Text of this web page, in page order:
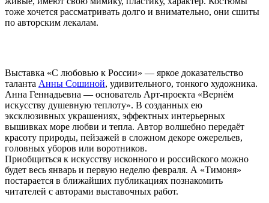
тоже хочется рассматривать долго и внимательно, они сшиты
по авторским лекалам.
Выставка «С любовью к России» — яркое доказательство
таланта Анны Сошиной, удивительного, тонкого художника.
Анна Геннадьевна — основатель Арт-проекта «Вернём
искусству душевную теплоту». В созданных ею
эксклюзивных украшениях, эффектных интерьерных
вышивках море любви и тепла. Автор волшебно передаёт
красоту природы, пейзажей в сложном декоре ожерельев,
головных уборов или воротников.
Приобщиться к искусству исконного и российского можно
будет весь январь и первую неделю февраля. А «Тимоня»
постарается в ближайших публикациях познакомить
читателей с авторами выставочных работ.